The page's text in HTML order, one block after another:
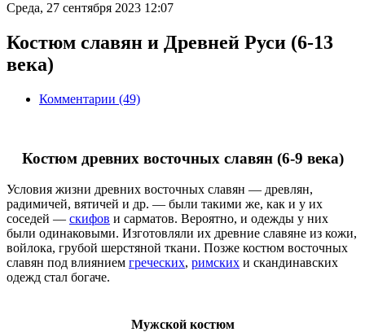
Среда, 27 сентября 2023 12:07
Костюм славян и Древней Руси (6-13
века)
Комментарии (49)
Костюм древних восточных славян (6-9 века)
Условия жизни древних восточных славян — древлян,
радимичей, вятичей и др. — были такими же, как и у их
соседей — скифов и сарматов. Вероятно, и одежды у них
были одинаковыми. Изготовляли их древние славяне из кожи,
войлока, грубой шерстяной ткани. Позже костюм восточных
славян под влиянием греческих, римских и скандинавских
одежд стал богаче.
Мужской костюм